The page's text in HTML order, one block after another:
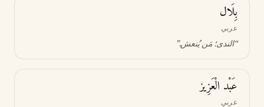
بِلَال
عربي
“الندى؛ مَن يُنعش.”
عَبْد الْعَزِيز
عربي